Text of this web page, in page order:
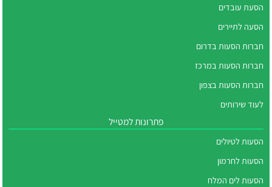
הסעת עובדים
הסעה לתיירים
חברות הסעות בדרום
חברות הסעות במרכז
חברות הסעות בצפון
לעוד שירותים
פתרונות למטייל
הסעות לטיולים
הסעות לחרמון
הסעות לים המלח